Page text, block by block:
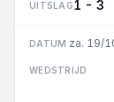
UITSLAG1 - 3
DATUM za. 19/
WEDSTRIJD